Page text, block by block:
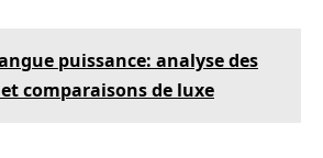
puissance: analyse des
comparaisons de luxe